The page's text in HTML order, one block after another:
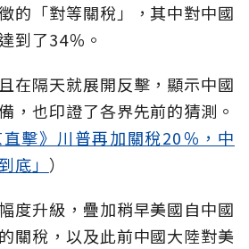
的「對等關稅」，其中對中國
到了34％。
在隔天就展開反擊，顯示中國
，也印證了各界先前的猜測。
擊》川普再加關稅20％，中
底」 ）
度升級，疊加稍早美國自中國
關稅，以及此前中國大陸對美